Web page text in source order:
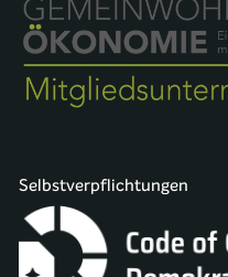
Selbstverpflichtungen